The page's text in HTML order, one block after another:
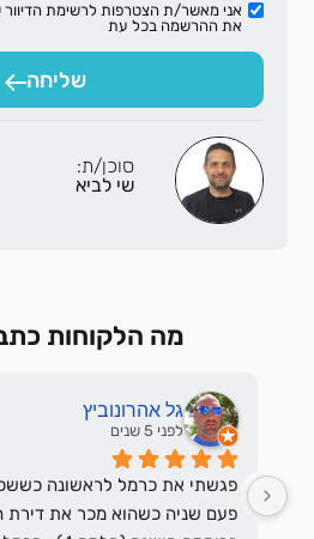
אני מאשר/ת הצטרפות לרשימת הדיוור
את ההרשמה בכל עת
שליחה
סוכן/ת:
שי לביא
מה הלקוחות
גל אהרונוביץ
לפני 5 שנים